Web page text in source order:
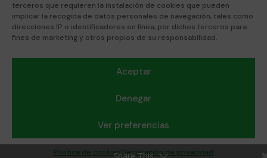
terceros que requieren la instalación de cookies que pueden
implicar la recogida de datos personales de navegación, tales como
direcciones IP o identificadores en línea, por dichos terceros para
fines de marketing y otros propios de su responsabilidad.
Aceptar
Denegar
Ver preferencias
Política de cookiesDeclaración de privacidad
Esment Escola Professional
Esment Inca
Política de privacidad